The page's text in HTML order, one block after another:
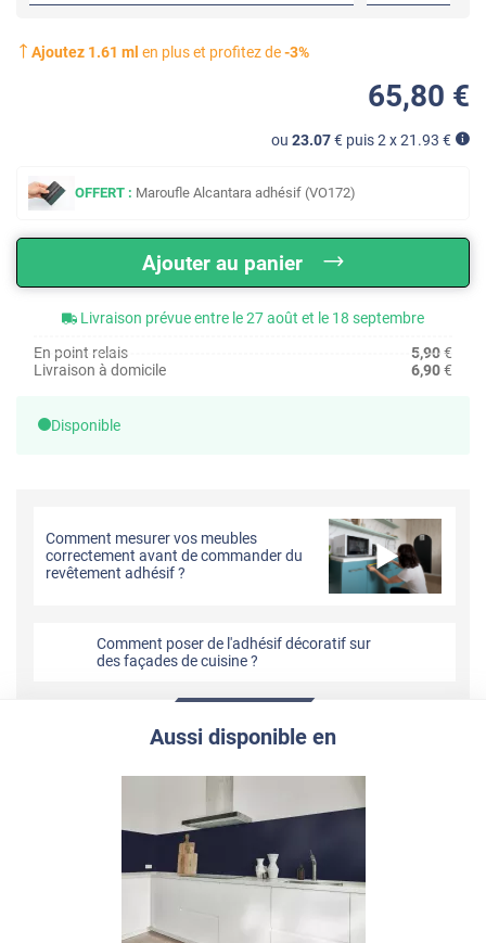
Ajoutez 1.61 ml en plus et profitez de-3%
65,80 €
ou 23.07€ puis 2 x21.93 €
OFFERT : Maroufle Alcantara adhésif (VO172)
Ajouter au panier
Livraison prévue entre le 27 août et le 18 septembre
En point relais
5,90€
Livraison à domicile
6,90€
Disponible
Comment mesurer vos meubles
correctement avant de commander du
revêtement adhésif ?
Comment poser de l'adhésif décoratif sur
des façades de cuisine ?
Aussi disponible en